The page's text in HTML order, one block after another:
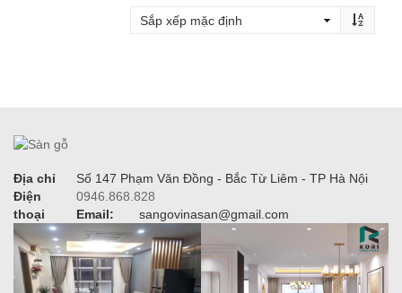
Địa chỉ
Số 147 Phạm Văn Đồng - Bắc Từ Liêm - TP Hà Nội
Điện
thoại
0946.868.828
Email:
sangovinasan@gmail.com